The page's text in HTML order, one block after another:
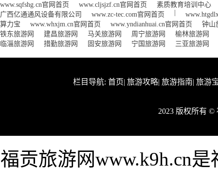
www.sqfshg.cn官网首页
www.cljsjzf.cn官网首页
素质教育培训中心
广西亿通通风设备有限公司
www.zc-tec.com官网首页
算力宝
www.whxjm.cn官网首页 www.yndianhuai.cn官网首页
钟山
铁东旅游网
建昌旅游网 马关旅游网 周宁旅游网
榆林旅游网
临淄旅游网
措勤旅游网 固安旅游网 宁国旅游网 三亚旅游网
栏目导航: 首页| 旅游攻略| 旅游指南| 旅游
2023 版权所有
福贡旅游网www.k9h.cn